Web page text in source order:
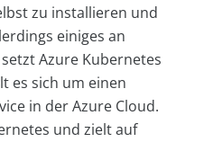
zu installieren und
einiges an
Azure Kubernetes
es sich um einen
in der Azure Cloud.
und zielt auf